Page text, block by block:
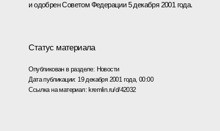
и одобрен Советом Федерации 5 декабря 2001 года.
Статус материала
Опубликован в разделе: Новости
Дата публикации: 19 декабря 2001 года, 00:00
Ссылка на материал:kremlin.ru/d/42032